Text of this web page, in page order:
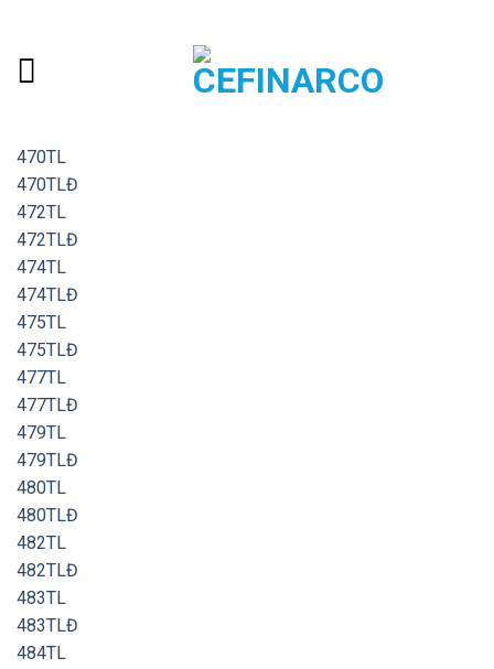
content
470TL
470TLĐ
472TL
472TLĐ
474TL
474TLĐ
475TL
475TLĐ
477TL
477TLĐ
479TL
479TLĐ
480TL
480TLĐ
482TL
482TLĐ
483TL
483TLĐ
484TL